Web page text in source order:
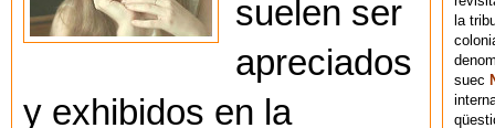
suelen ser
apreciados
y exhibidos en la
la
suec